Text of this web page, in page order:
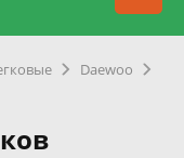
Daewoo